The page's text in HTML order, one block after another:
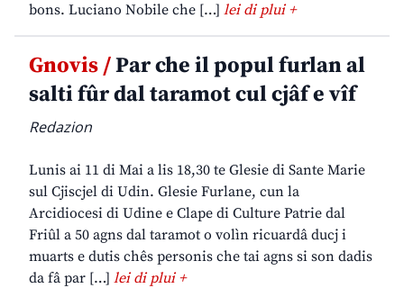
bons. Luciano Nobile che […] lei di plui +
Gnovis /Par che il popul furlan al
salti fûr dal taramot cul cjâf e vîf
Redazion
Lunis ai 11 di Mai a lis 18,30 te Glesie di Sante Marie
sul Cjiscjel di Udin. Glesie Furlane, cun la
Arcidiocesi di Udine e Clape di Culture Patrie dal
Friûl a 50 agns dal taramot o volìn ricuardâ ducj i
muarts e dutis chês personis che tai agns si son dadis
da fâ par […] lei di plui +